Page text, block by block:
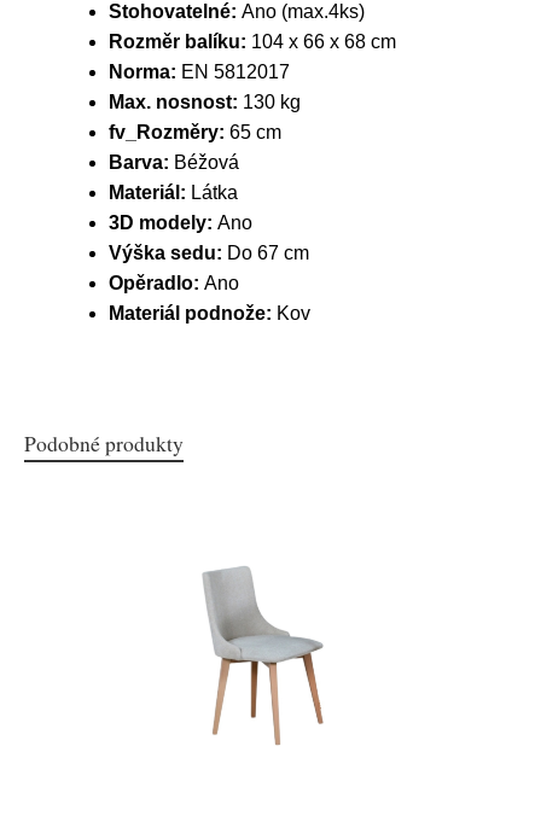
Stohovatelné: Ano (max.4ks)
Rozměr balíku: 104 x 66 x 68 cm
Norma: EN 5812017
Max. nosnost: 130 kg
fv_Rozměry: 65 cm
Barva: Béžová
Materiál: Látka
3D modely: Ano
Výška sedu: Do 67 cm
Opěradlo: Ano
Materiál podnože: Kov
Podobné produkty